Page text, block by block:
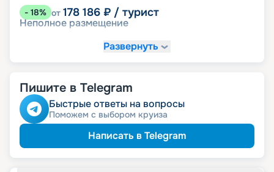
- 18% от 178 186 ₽ / турист
Неполное размещение
Развернуть
Пишите в Telegram
Быстрые ответы на вопросы
Поможем с выбором круиза
Написать в Telegram